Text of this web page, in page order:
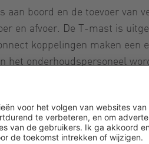
boord en de toevoer
en afvoer. De T-mast is
koppelingen maken
onderhoudspersoneel
Vervolgens kunt u